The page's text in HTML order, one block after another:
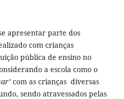
apresentar parte dos
com crianças
pública de ensino no
a escola como o
com as crianças diversas
sendo atravessados pelas